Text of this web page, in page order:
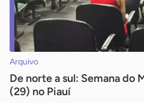
Arquivo
De norte a sul: Semana do
(29) no Piauí